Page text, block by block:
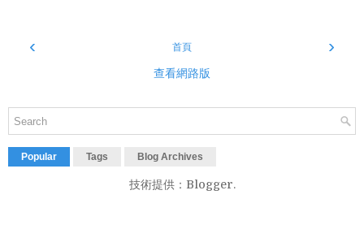
‹ ›
首頁
查看網路版
Popular Tags Blog Archives
技術提供： Blogger.